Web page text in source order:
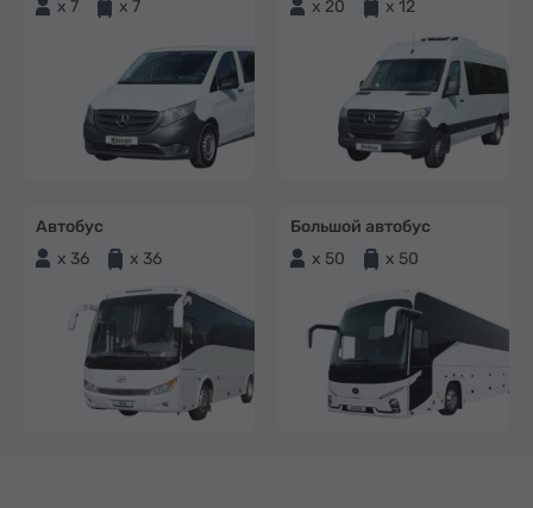
x 7
x 7
x 20
x 12
Автобус
x 36
x 36
Большой автобус
x 50
x 50